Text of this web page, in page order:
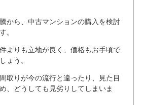
から、中古マンションの購入を検討
。
よりも立地が良く、価格もお手頃で
ょう。
取りが今の流行と違ったり、見た目
、どうしても見劣りしてしまいま